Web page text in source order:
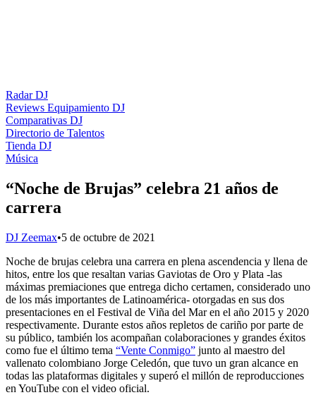
Radar DJ
Reviews Equipamiento DJ
Comparativas DJ
Directorio de Talentos
Tienda DJ
Música
“Noche de Brujas” celebra 21 años de
carrera
DJ Zeemax•5 de octubre de 2021
Noche de brujas celebra una carrera en plena ascendencia y llena de
hitos, entre los que resaltan varias Gaviotas de Oro y Plata -las
máximas premiaciones que entrega dicho certamen, considerado uno
de los más importantes de Latinoamérica- otorgadas en sus dos
presentaciones en el Festival de Viña del Mar en el año 2015 y 2020
respectivamente. Durante estos años repletos de cariño por parte de
su público, también los acompañan colaboraciones y grandes éxitos
como fue el último tema “Vente Conmigo” junto al maestro del
vallenato colombiano Jorge Celedón, que tuvo un gran alcance en
todas las plataformas digitales y superó el millón de reproducciones
en YouTube con el video oficial.